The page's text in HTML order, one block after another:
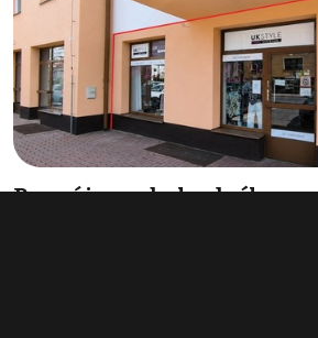
Pronájem obchodního